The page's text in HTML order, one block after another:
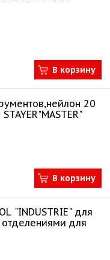
В корзину
В корзину
"INDUSTRIE" для
для